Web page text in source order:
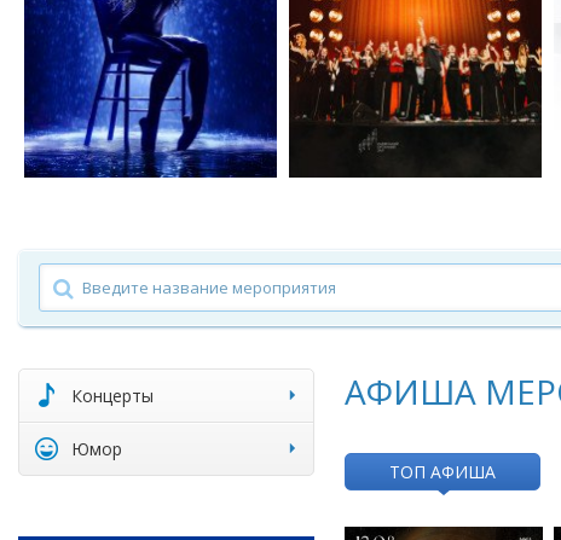
Концерты
Юмор
АФИША
ТОП АФИША